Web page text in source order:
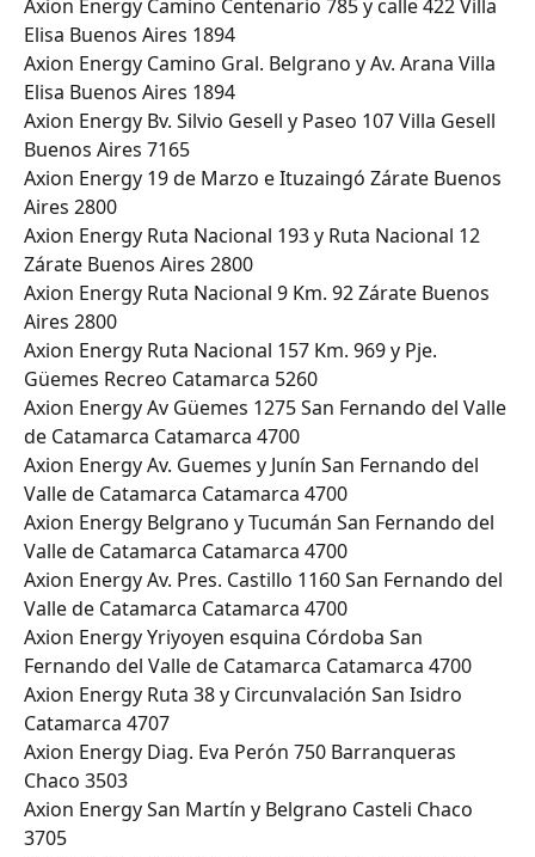
Axion Energy Camino Centenario 785 y calle 422 Villa
Elisa Buenos Aires 1894
Axion Energy Camino Gral. Belgrano y Av. Arana Villa
Elisa Buenos Aires 1894
Axion Energy Bv. Silvio Gesell y Paseo 107 Villa Gesell
Buenos Aires 7165
Axion Energy 19 de Marzo e Ituzaingó Zárate Buenos
Aires 2800
Axion Energy Ruta Nacional 193 y Ruta Nacional 12
Zárate Buenos Aires 2800
Axion Energy Ruta Nacional 9 Km. 92 Zárate Buenos
Aires 2800
Axion Energy Ruta Nacional 157 Km. 969 y Pje.
Güemes Recreo Catamarca 5260
Axion Energy Av Güemes 1275 San Fernando del Valle
de Catamarca Catamarca 4700
Axion Energy Av. Guemes y Junín San Fernando del
Valle de Catamarca Catamarca 4700
Axion Energy Belgrano y Tucumán San Fernando del
Valle de Catamarca Catamarca 4700
Axion Energy Av. Pres. Castillo 1160 San Fernando del
Valle de Catamarca Catamarca 4700
Axion Energy Yriyoyen esquina Córdoba San
Fernando del Valle de Catamarca Catamarca 4700
Axion Energy Ruta 38 y Circunvalación San Isidro
Catamarca 4707
Axion Energy Diag. Eva Perón 750 Barranqueras
Chaco 3503
Axion Energy San Martín y Belgrano Casteli Chaco
3705